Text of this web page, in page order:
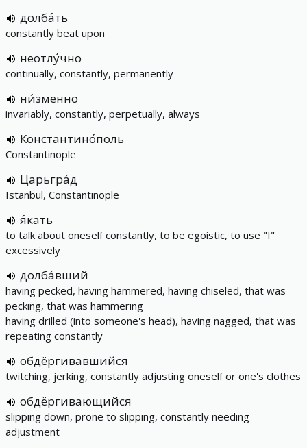
долба́ть
constantly beat upon
неотлу́чно
continually, constantly, permanently
ни́зменно
invariably, constantly, perpetually, always
Константино́поль
Constantinople
Царьгра́д
Istanbul, Constantinople
я́кать
to talk about oneself constantly, to be egoistic, to use "I"
excessively
долба́вший
having pecked, having hammered, having chiseled, that was
pecking, that was hammering
having drilled (into someone's head), having nagged, that was
repeating constantly
обдёргивавшийся
twitching, jerking, constantly adjusting oneself or one's clothes
обдёргивающийся
slipping down, prone to slipping, constantly needing
adjustment